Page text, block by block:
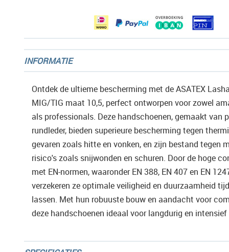
INFORMATIE
Ontdek de ultieme bescherming met de ASATEX
MIG/TIG maat 10,5, perfect ontworpen voor zowel
als professionals. Deze handschoenen, gemaakt van
rundleder, bieden superieure bescherming tegen
gevaren zoals hitte en vonken, en zijn bestand tegen
risico's zoals snijwonden en schuren. Door de hoge
met EN-normen, waaronder EN 388, EN 407 en EN
verzekeren ze optimale veiligheid en duurzaamheid
lassen. Met hun robuuste bouw en aandacht voor
deze handschoenen ideaal voor langdurig en